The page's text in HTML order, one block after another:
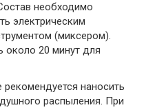
необходимо
электрическим
(миксером).
около 20 минут для
наносить
распыления. При